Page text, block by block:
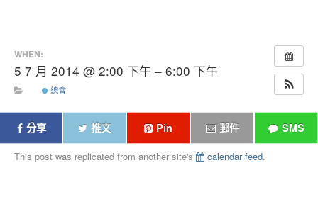
WHEN:
5 7 月 2014 @ 2:00 下午 – 6:00 下午
總會
分享 推文 Pin 郵件 SMS
This post was replicated from another site's calendar feed.